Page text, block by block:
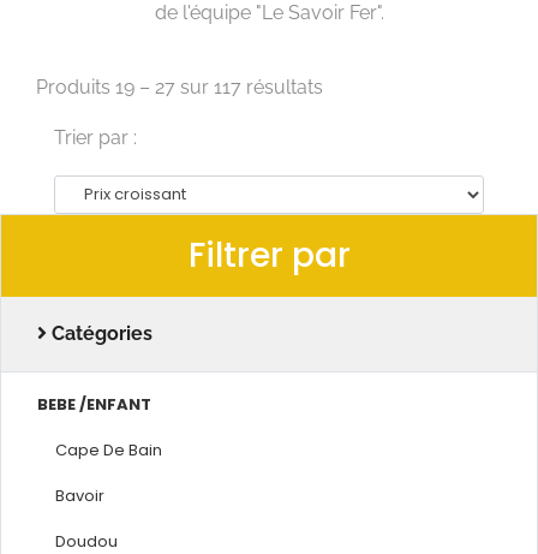
de l'équipe "Le Savoir Fer".
Produits 19 – 27 sur 117 résultats
Trier par :
Filtrer par
Catégories
BEBE /ENFANT
Cape De Bain
Bavoir
Doudou